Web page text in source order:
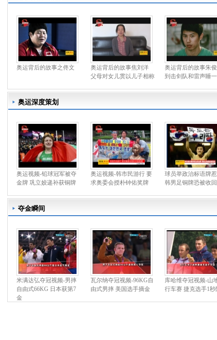
奥运背后的故事之佟文
奥运背后的故事焦刘洋
父母对女儿贯以儿子相称
奥运背后的故事朱
到击剑队和雷声睡
奥运深度策划
奥运视频-铅球冠军被夺
金牌 巩立姣递补获铜牌
奥运视频-韩市民游行 要
求奥委会授朴钟佑奖牌
球员举政治标语牌
韩男足铜牌恐被收回
夺金瞬间
米满达弘夺冠视频-男摔
自由式66KG 日本获第7
金
瓦尔纳夺冠视频-96KG自
由式男摔 美国选手摘金
库哈维夺冠视频-山
行车赛 捷克选手1秒